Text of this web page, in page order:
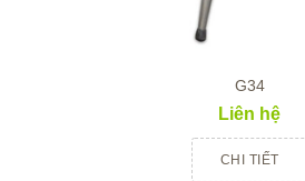
G34
Liên hệ
CHI TIẾT